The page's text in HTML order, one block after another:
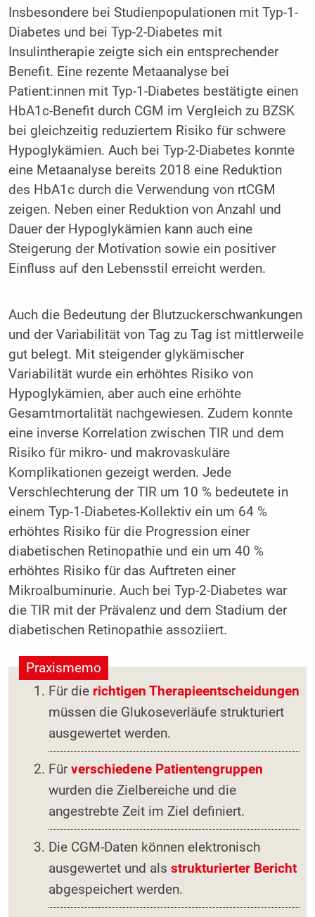
Insbesondere bei Studienpopulationen mit Typ-1-
Diabetes und bei Typ-2-Diabetes mit
Insulintherapie zeigte sich ein entsprechender
Benefit. Eine rezente Metaanalyse bei
Patient:innen mit Typ-1-Diabetes bestätigte einen
HbA1c-Benefit durch CGM im Vergleich zu BZSK
bei gleichzeitig reduziertem Risiko für schwere
Hypoglykämien. Auch bei Typ-2-Diabetes konnte
eine Metaanalyse bereits 2018 eine Reduktion
des HbA1c durch die Verwendung von rtCGM
zeigen. Neben einer Reduktion von Anzahl und
Dauer der Hypoglykämien kann auch eine
Steigerung der Motivation sowie ein positiver
Einfluss auf den Lebensstil erreicht werden.
Auch die Bedeutung der Blutzuckerschwankungen
und der Variabilität von Tag zu Tag ist mittlerweile
gut belegt. Mit steigender glykämischer
Variabilität wurde ein erhöhtes Risiko von
Hypoglykämien, aber auch eine erhöhte
Gesamtmortalität nachgewiesen. Zudem konnte
eine inverse Korrelation zwischen TIR und dem
Risiko für mikro- und makrovaskuläre
Komplikationen gezeigt werden. Jede
Verschlechterung der TIR um 10 % bedeutete in
einem Typ-1-Diabetes-Kollektiv ein um 64 %
erhöhtes Risiko für die Progression einer
diabetischen Retinopathie und ein um 40 %
erhöhtes Risiko für das Auftreten einer
Mikroalbuminurie. Auch bei Typ-2-Diabetes war
die TIR mit der Prävalenz und dem Stadium der
diabetischen Retinopathie assoziiert.
Praxismemo
Für die richtigen Therapieentscheidungen
müssen die Glukoseverläufe strukturiert
ausgewertet werden.
Fürverschiedene Patientengruppen
wurden die Zielbereiche und die
angestrebte Zeit im Ziel definiert.
Die CGM-Daten können elektronisch
ausgewertet und als strukturierter Bericht
abgespeichert werden.